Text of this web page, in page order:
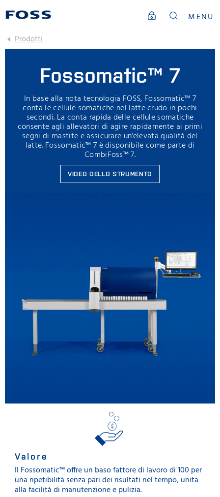
MENU
Prodotti
Fossomatic™ 7
In base alla nota tecnologia FOSS, Fossomatic™ 7
conta le cellule somatiche nel latte crudo in pochi
secondi. La conta rapida delle cellule somatiche
consente agli allevatori di agire rapidamente ai primi
segni di mastite e assicurare un'elevata qualità del
latte. Fossomatic™ 7 è disponibile come parte di
CombiFoss™ 7.
VIDEO DELLO STRUMENTO
Valore
Il Fossomatic™ offre un baso fattore di lavoro di 100 per
una ripetibilità senza pari dei risultati nel tempo, unita
alla facilità di manutenzione e pulizia.